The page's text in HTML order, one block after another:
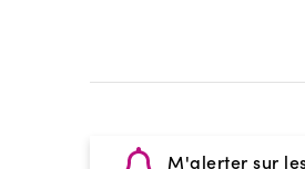
M'alerter sur